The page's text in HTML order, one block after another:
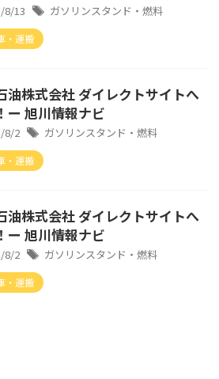
8/13 ガソリンスタンド・燃料
・運搬
油株式会社 ダイレクトサイトへ
ー 旭川情報ナビ
8/2 ガソリンスタンド・燃料
・運搬
油株式会社 ダイレクトサイトへ
ー 旭川情報ナビ
8/2 ガソリンスタンド・燃料
・運搬